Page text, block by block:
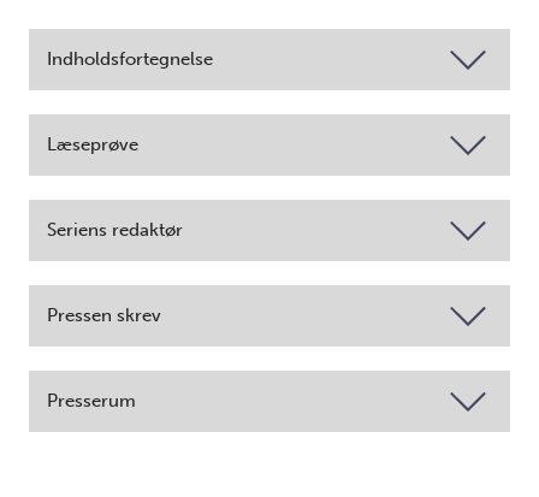
Indholdsfortegnelse
Læseprøve
Seriens redaktør
Pressen skrev
Presserum